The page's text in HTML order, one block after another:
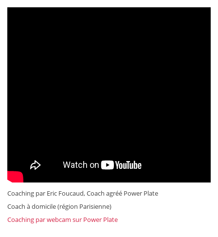
Coaching par Eric Foucaud, Coach agréé Power Plate
Coach à domicile (région Parisienne)
Coaching par webcam sur Power Plate